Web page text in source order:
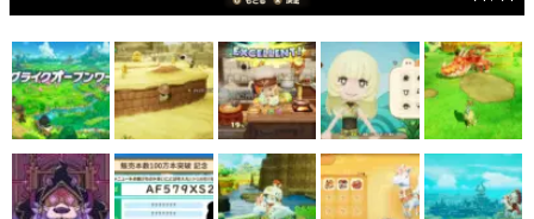
マンガ
女性向け
アプリレビュー
その他